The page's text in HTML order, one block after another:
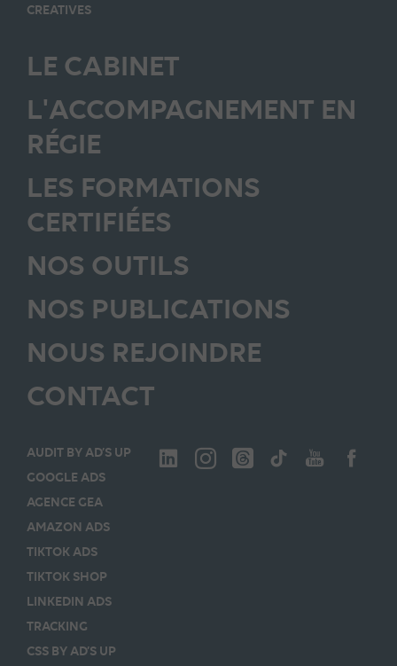
CREATIVES
LE CABINET
L'ACCOMPAGNEMENT EN
RÉGIE
LES FORMATIONS
CERTIFIÉES
NOS OUTILS
NOS PUBLICATIONS
NOUS REJOINDRE
CONTACT
AUDIT BY AD’S UP
GOOGLE ADS
AGENCE GEA
AMAZON ADS
TIKTOK ADS
TIKTOK SHOP
LINKEDIN ADS
TRACKING
CSS BY AD’S UP